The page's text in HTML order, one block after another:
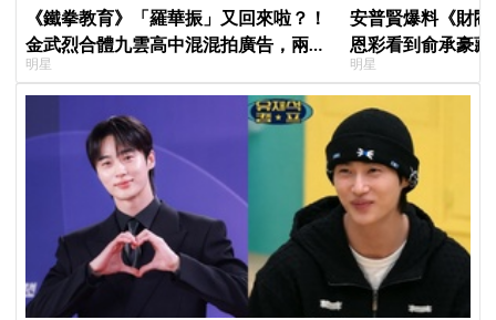
《鐵拳教育》「羅華振」又回來啦？！
金武烈合體九雲高中混混拍廣告，兩人
嚇壞反應笑翻劇迷：根本番外篇！
明星
安普賢爆料《財
恩彩看到俞承豪
普賢只是「搞笑男
明星